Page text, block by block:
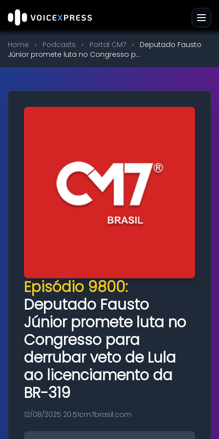
Home › Podcasts › Portal CM7 ›
Deputado Fausto
Júnior promete luta no Congresso p...
Episódio 9800:
Deputado Fausto
Júnior promete luta no
Congresso para
derrubar veto de Lula
ao licenciamento da
BR-319
12/08/2025 20:51cm7brasil.com